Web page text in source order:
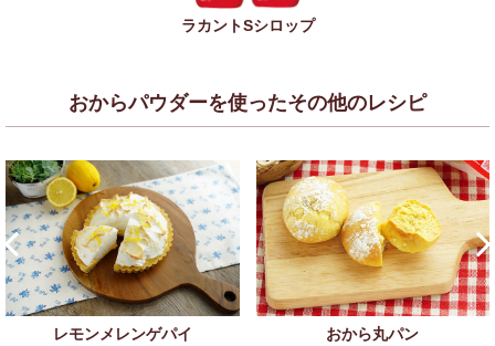
ラカントSシロップ
おからパウダーを使ったその他のレシピ
レモンメレンゲパイ おから丸パン